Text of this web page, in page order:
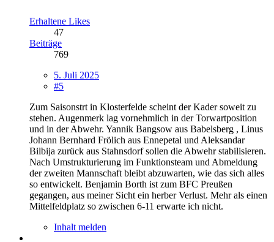
Erhaltene Likes
47
Beiträge
769
5. Juli 2025
#5
Zum Saisonstrt in Klosterfelde scheint der Kader soweit zu
stehen. Augenmerk lag vornehmlich in der Torwartposition
und in der Abwehr. Yannik Bangsow aus Babelsberg , Linus
Johann Bernhard Frölich aus Ennepetal und Aleksandar
Bilbija zurück aus Stahnsdorf sollen die Abwehr stabilisieren.
Nach Umstrukturierung im Funktionsteam und Abmeldung
der zweiten Mannschaft bleibt abzuwarten, wie das sich alles
so entwickelt. Benjamin Borth ist zum BFC Preußen
gegangen, aus meiner Sicht ein herber Verlust. Mehr als einen
Mittelfeldplatz so zwischen 6-11 erwarte ich nicht.
Inhalt melden